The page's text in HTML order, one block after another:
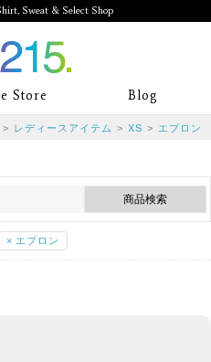
Sweat & Select Shop
Original T-Shirt,
mi-215. Tシャ
門通販
Store Blog
> レディースアイテム > XS > エプロン
× エプロン